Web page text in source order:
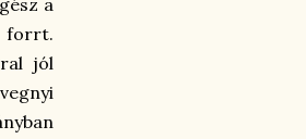
a
forrt.
jól